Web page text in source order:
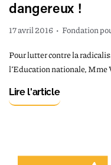
dangereux !
17 avril 2016 • Fondation
Pour lutter contre la
l’Education nationale,
Lire l'article